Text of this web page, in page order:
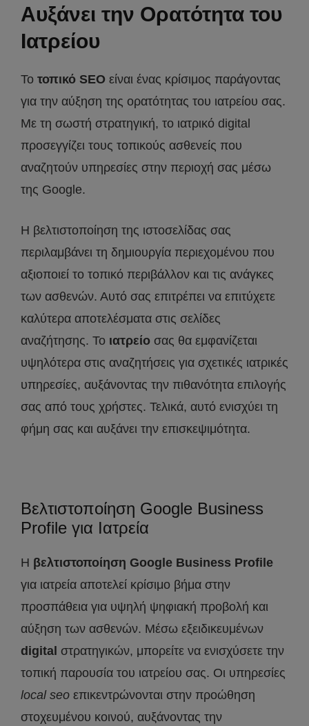
Αυξάνει την Ορατότητα του
Ιατρείου
Το τοπικό SEO είναι ένας κρίσιμος παράγοντας
για την αύξηση της ορατότητας του ιατρείου σας.
Με τη σωστή στρατηγική, το ιατρικό digital
προσεγγίζει τους τοπικούς ασθενείς που
αναζητούν υπηρεσίες στην περιοχή σας μέσω
της Google.
Η βελτιστοποίηση της ιστοσελίδας σας
περιλαμβάνει τη δημιουργία περιεχομένου που
αξιοποιεί το τοπικό περιβάλλον και τις ανάγκες
των ασθενών. Αυτό σας επιτρέπει να επιτύχετε
καλύτερα αποτελέσματα στις σελίδες
αναζήτησης. Το ιατρείο σας θα εμφανίζεται
υψηλότερα στις αναζητήσεις για σχετικές ιατρικές
υπηρεσίες, αυξάνοντας την πιθανότητα επιλογής
σας από τους χρήστες. Τελικά, αυτό ενισχύει τη
φήμη σας και αυξάνει την επισκεψιμότητα.
Βελτιστοποίηση Google Business
Profile για Ιατρεία
Η βελτιστοποίηση Google Business Profile
για ιατρεία αποτελεί κρίσιμο βήμα στην
προσπάθεια για υψηλή ψηφιακή προβολή και
αύξηση των ασθενών. Μέσω εξειδικευμένων
digital στρατηγικών, μπορείτε να ενισχύσετε την
τοπική παρουσία του ιατρείου σας. Οι υπηρεσίες
localseo επικεντρώνονται στην προώθηση
στοχευμένου κοινού, αυξάνοντας την